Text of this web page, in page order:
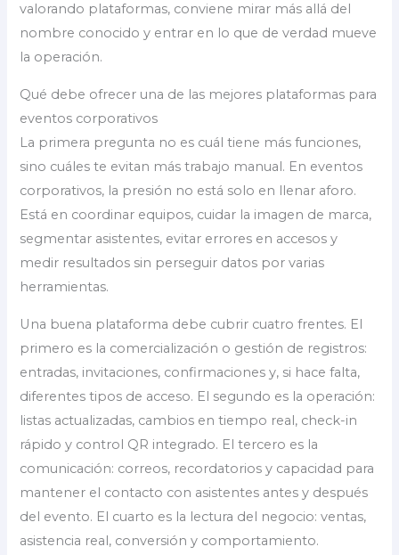
valorando plataformas, conviene mirar más allá del
nombre conocido y entrar en lo que de verdad mueve
la operación.
Qué debe ofrecer una de las mejores plataformas para
eventos corporativos
La primera pregunta no es cuál tiene más funciones,
sino cuáles te evitan más trabajo manual. En eventos
corporativos, la presión no está solo en llenar aforo.
Está en coordinar equipos, cuidar la imagen de marca,
segmentar asistentes, evitar errores en accesos y
medir resultados sin perseguir datos por varias
herramientas.
Una buena plataforma debe cubrir cuatro frentes. El
primero es la comercialización o gestión de registros:
entradas, invitaciones, confirmaciones y, si hace falta,
diferentes tipos de acceso. El segundo es la operación:
listas actualizadas, cambios en tiempo real, check-in
rápido y control QR integrado. El tercero es la
comunicación: correos, recordatorios y capacidad para
mantener el contacto con asistentes antes y después
del evento. El cuarto es la lectura del negocio: ventas,
asistencia real, conversión y comportamiento.